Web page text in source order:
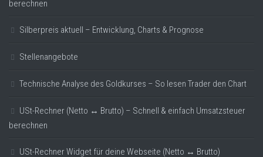
berechnen
Silberpreis aktuell – Entwicklung, Charts & Prognose
Stellenangebote
Technische Analyse des Goldkurses – So lesen Trader den Chart
USt-Rechner (Netto ↔ Brutto) – Schnell & einfach Umsatzsteuer
berechnen
USt-Rechner Widget für deine Webseite (Netto ↔ Brutto)